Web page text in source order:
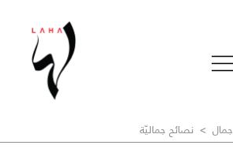
جمال > نصائح جماليّة